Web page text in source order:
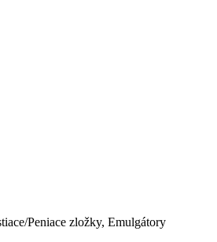
Peniace zložky, Emulgátory